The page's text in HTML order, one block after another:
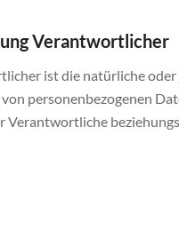
Verantwortlicher
ist die natürliche
personenbezogenen
Verantwortliche